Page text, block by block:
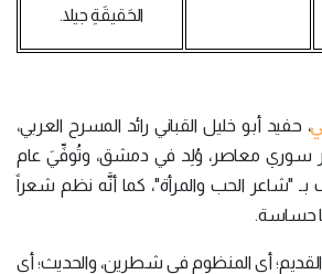
الحَقيقَةِ جيلا.
، حفيد أبو خليل القباني رائد المسرح العربي،
سوري معاصر، وُلِد في دمشق، وتُوفِّيَ عام
بـ "شاعر الحب والمرأة"، كما أنَّه نظم شعراً
حساسة.
القديم؛ أي المنظوم في شطرين، والحديث؛ أي